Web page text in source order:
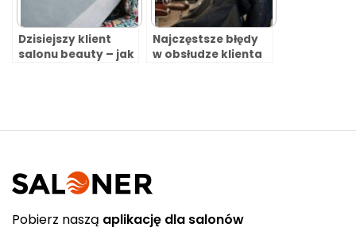
Dzisiejszy klient
salonu beauty – jak
Najczęstsze błędy
w obsłudze klienta
Pobierz naszą aplikację dla salonów